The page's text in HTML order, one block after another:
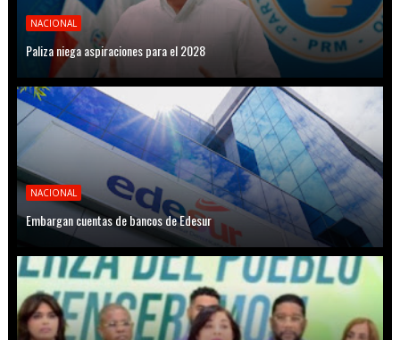
NACIONAL
Paliza niega aspiraciones para el 2028
NACIONAL
Embargan cuentas de bancos de Edesur